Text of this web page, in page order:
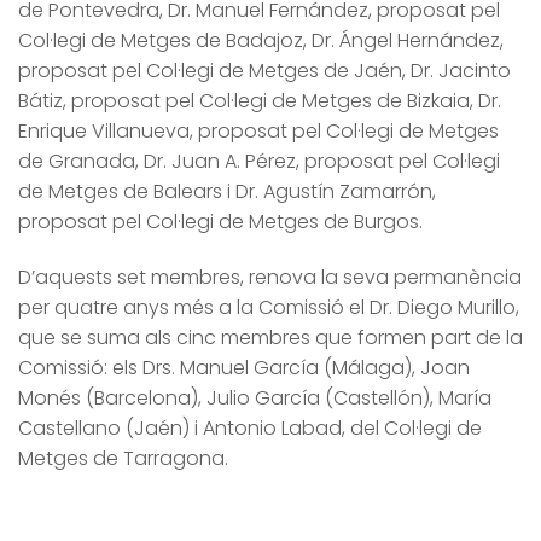
de Pontevedra, Dr. Manuel Fernández, proposat pel
Col·legi de Metges de Badajoz, Dr. Ángel Hernández,
proposat pel Col·legi de Metges de Jaén, Dr. Jacinto
Bátiz, proposat pel Col·legi de Metges de Bizkaia, Dr.
Enrique Villanueva, proposat pel Col·legi de Metges
de Granada, Dr. Juan A. Pérez, proposat pel Col·legi
de Metges de Balears i Dr. Agustín Zamarrón,
proposat pel Col·legi de Metges de Burgos.
D’aquests set membres, renova la seva permanència
per quatre anys més a la Comissió el Dr. Diego Murillo,
que se suma als cinc membres que formen part de la
Comissió: els Drs. Manuel García (Málaga), Joan
Monés (Barcelona), Julio García (Castellón), María
Castellano (Jaén) i Antonio Labad, del Col·legi de
Metges de Tarragona.